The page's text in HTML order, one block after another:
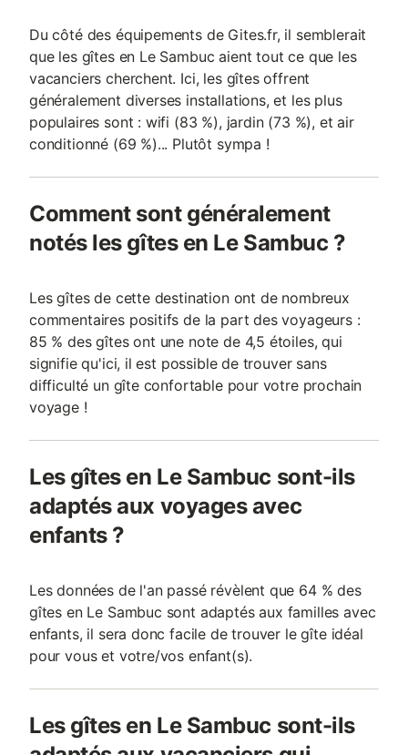
Du côté des équipements de Gites.fr, il semblerait
que les gîtes en Le Sambuc aient tout ce que les
vacanciers cherchent. Ici, les gîtes offrent
généralement diverses installations, et les plus
populaires sont : wifi (83 %), jardin (73 %), et air
conditionné (69 %)... Plutôt sympa !
Comment sont généralement
notés les gîtes en Le Sambuc ?
Les gîtes de cette destination ont de nombreux
commentaires positifs de la part des voyageurs :
85 % des gîtes ont une note de 4,5 étoiles, qui
signifie qu'ici, il est possible de trouver sans
difficulté un gîte confortable pour votre prochain
voyage !
Les gîtes en Le Sambuc sont-ils
adaptés aux voyages avec
enfants ?
Les données de l'an passé révèlent que 64 % des
gîtes en Le Sambuc sont adaptés aux familles avec
enfants, il sera donc facile de trouver le gîte idéal
pour vous et votre/vos enfant(s).
Les gîtes en Le Sambuc sont-ils